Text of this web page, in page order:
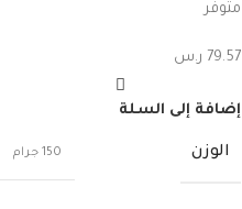
متوفر
79.57 ر.س
إضافة إلى السلة
الوزن 150 جرام